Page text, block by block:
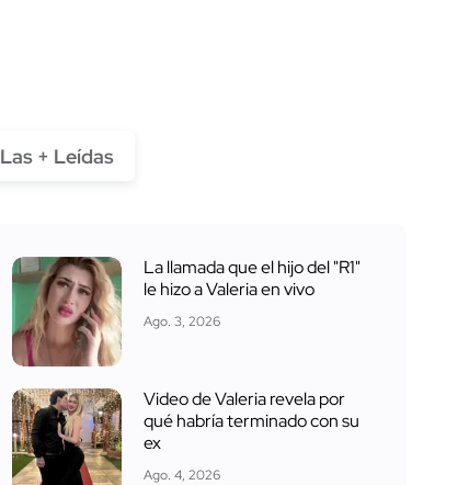
Las + Leídas
La llamada que el hijo del "R1"
le hizo a Valeria en vivo
Ago. 3, 2026
Video de Valeria revela por
qué habría terminado con su
ex
Ago. 4, 2026